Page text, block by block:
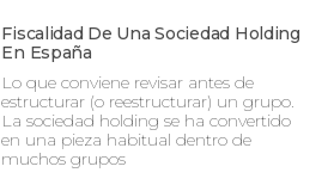
Fiscalidad De Una Sociedad Holding
En España
Lo que conviene revisar antes de
estructurar (o reestructurar) un grupo.
La sociedad holding se ha convertido
en una pieza habitual dentro de
muchos grupos